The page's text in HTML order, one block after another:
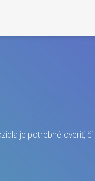
je potrebné overiť, či